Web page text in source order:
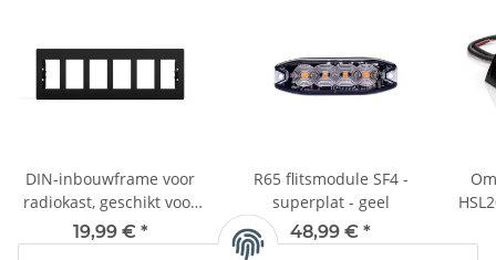
DIN-inbouwframe voor
radiokast, geschikt voor
6x VERSIO-schakelaars |
hoogte 64 mm
19,99 € *
R65 flitsmodule SF4 -
superplat - geel
48,99 € *